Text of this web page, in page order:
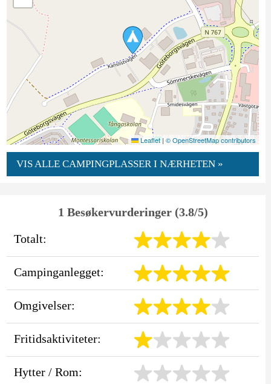
Leaflet | © OpenStreetMap contributors
VIS ALLE CAMPINGPLASSER I NÆRHETEN »
1 Besøkervurderinger (3.8/5)
Totalt:
Campinganlegget:
Omgivelser:
Fritidsaktiviteter:
Hytter / Rom: